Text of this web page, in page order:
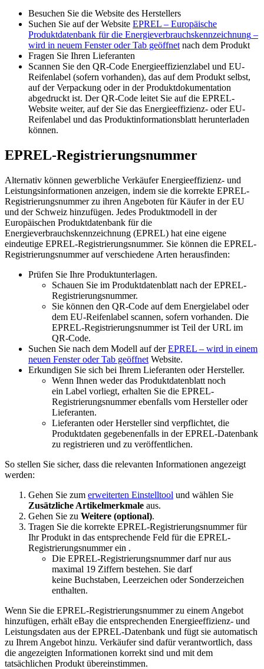
Besuchen Sie die Website des Herstellers
Suchen Sie auf der Website EPREL – Europäische
Produktdatenbank für die Energieverbrauchskennzeichnung –
wird in neuem Fenster oder Tab geöffnet nach dem Produkt
Fragen Sie Ihren Lieferanten
Scannen Sie den QR-Code Energieeffizienzlabel und EU-
Reifenlabel (sofern vorhanden), das auf dem Produkt selbst,
auf der Verpackung oder in der Produktdokumentation
abgedruckt ist. Der QR-Code leitet Sie auf die EPREL-
Website weiter, auf der Sie das Energieeffizienz- oder EU-
Reifenlabel und das Produktinformationsblatt herunterladen
können.
EPREL-Registrierungsnummer
Alternativ können gewerbliche Verkäufer Energieeffizienz- und
Leistungsinformationen anzeigen, indem sie die korrekte EPREL-
Registrierungsnummer zu ihren Angeboten für Käufer in der EU
und der Schweiz hinzufügen. Jedes Produktmodell in der
Europäischen Produktdatenbank für die
Energieverbrauchskennzeichnung (EPREL) hat eine eigene
eindeutige EPREL-Registrierungsnummer. Sie können die EPREL-
Registrierungsnummer auf verschiedene Arten herausfinden:
Prüfen Sie Ihre Produktunterlagen.
Schauen Sie im Produktdatenblatt nach der EPREL-
Registrierungsnummer.
Sie können den QR-Code auf dem Energielabel oder
dem EU-Reifenlabel scannen, sofern vorhanden. Die
EPREL-Registrierungsnummer ist Teil der URL im
QR-Code.
Suchen Sie nach dem Modell auf derEPREL – wird in einem
neuen Fenster oder Tab geöffnet Website.
Erkundigen Sie sich bei Ihrem Lieferanten oder Hersteller.
Wenn Ihnen weder das Produktdatenblatt noch
ein Label vorliegt, erhalten Sie die EPREL-
Registrierungsnummer ebenfalls vom Hersteller oder
Lieferanten.
Lieferanten oder Hersteller sind verpflichtet, die
Produktdaten gegebenenfalls in der EPREL-Datenbank
zu registrieren und zu veröffentlichen.
So stellen Sie sicher, dass die relevanten Informationen angezeigt
werden:
Gehen Sie zum erweiterten Einstelltool und wählen Sie
Zusätzliche Artikelmerkmale aus.
Gehen Sie zu Weitere (optional).
Tragen Sie die korrekte EPREL-Registrierungsnummer für
Ihr Produkt in das entsprechende Feld für die EPREL-
Registrierungsnummer ein .
Die EPREL-Registrierungsnummer darf nur aus
maximal 19 Ziffern bestehen. Sie darf
keine Buchstaben, Leerzeichen oder Sonderzeichen
enthalten.
Wenn Sie die EPREL-Registrierungsnummer zu einem Angebot
hinzufügen, erhält eBay die entsprechenden Energieeffizienz- und
Leistungsdaten aus der EPREL-Datenbank und fügt sie automatisch
zu Ihrem Angebot hinzu. Verkäufer sind dafür verantwortlich, dass
die angezeigten Informationen korrekt sind und mit dem
tatsächlichen Produkt übereinstimmen.